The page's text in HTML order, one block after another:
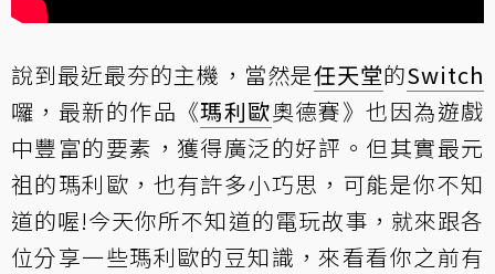
說到最近最夯的主機，當然是任天堂的Switch
囉，最新的作品《瑪利歐奧德賽》也因為遊戲
中豐富的要素，獲得廣泛的好評。但其實最元
祖的瑪利歐，也有許多小巧思，可能是你不知
道的喔!今天你所不知道的電玩故事，就來跟各
位分享一些瑪利歐的豆知識，來看看你之前有